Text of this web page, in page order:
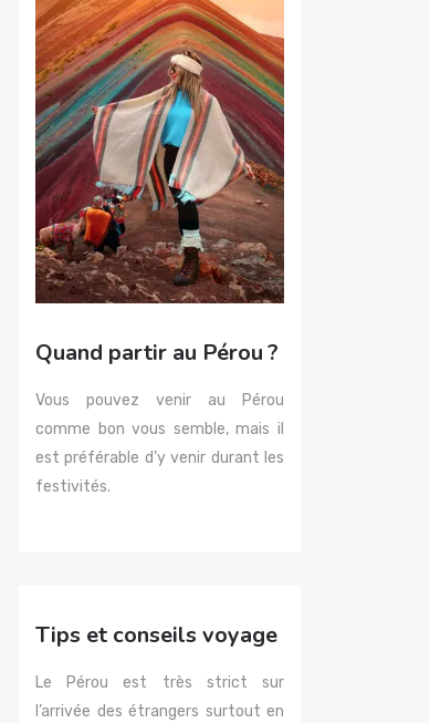
Quand partir au Pérou ?
Vous pouvez venir au Pérou
comme bon vous semble, mais il
est préférable d’y venir durant les
festivités.
Tips et conseils voyage
Le Pérou est très strict sur
l’arrivée des étrangers surtout en